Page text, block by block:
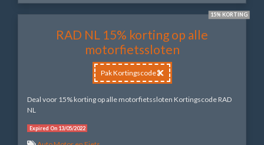
15% KORTING
RAD NL 15% korting op alle
motorfietssloten
Pak Kortingscode
Deal voor 15% korting op alle motorfietssloten Kortingscode RAD
NL
Expired On 13/05/2022